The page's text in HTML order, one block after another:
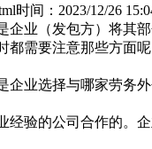
时间：2023/12/26
企业（发包方）将其
都需要注意那些方面
企业选择与哪家劳务
验的公司合作的。